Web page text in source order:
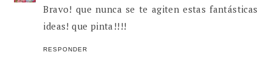
Bravo! que nunca se te agiten estas fantásticas
ideas! que pinta!!!!
RESPONDER